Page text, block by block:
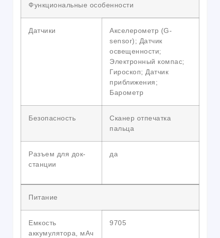
Функциональные особенности
Датчики
Акселерометр (G-
sensor); Датчик
освещенности;
Электронный компас;
Гироскоп; Датчик
приближения;
Барометр
Безопасность
Сканер отпечатка
пальца
Разъем для док-
станции
да
Питание
Емкость
аккумулятора, мАч
9705